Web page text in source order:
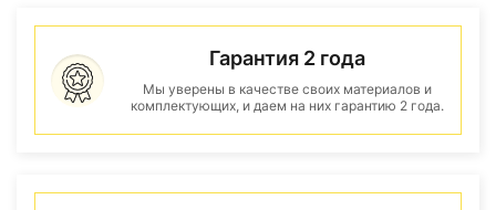
Гарантия 2 года
Мы уверены в качестве своих материалов и
комплектующих, и даем на них гарантию 2 года.